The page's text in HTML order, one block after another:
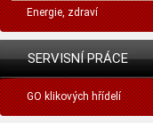
Energie, zdraví
SERVISNÍ PRÁCE
GO klikových hřídelí